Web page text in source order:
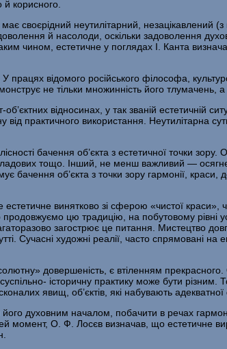
корисного.
своєрідний неутилітарний, незацікавлений
й насолоди, оскільки задоволення
чином, естетичне у поглядах І. Канта
У працях відомого російського філософа,
не тіль­ки множинність його тлумачень,
відносинах, у так званій естетичній
від практичного використання. Неутилітарна
бачення об’єкта з естетичної точки
тощо. Інший, не менш важливий —
об’єкта з точки зору гармонії, краси,
винятково зі сферою «чистої
цю традицію, на побутовому рівні
загострює це питання. Мис­тецтво
Сучасні художні реалії, часто спрямовані на
довершеність, є втіленням прекрасного.
історичну практику може бути
явищ, об’єктів, які набувають адекватної
духовним началом, побачити в речах
момент, О. Ф. Лосєв визначав, що естетичне